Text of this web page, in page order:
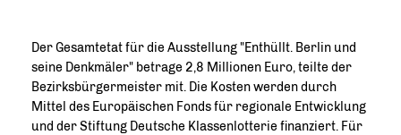
Der Gesamtetat für die Ausstellung "Enthüllt. Berlin und
seine Denkmäler" betrage 2,8 Millionen Euro, teilte der
Bezirksbürgermeister mit. Die Kosten werden durch
Mittel des Europäischen Fonds für regionale Entwicklung
und der Stiftung Deutsche Klassenlotterie finanziert. Für